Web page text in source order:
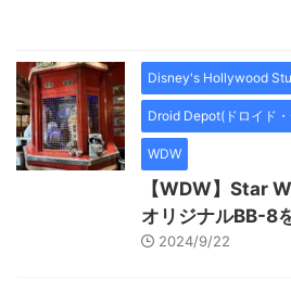
Disney's Hollywood
Droid Depot(ドロイド
WDW
【WDW】Star
オリジナルBB-8
2024/9/22